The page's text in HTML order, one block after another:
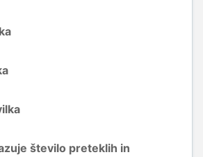
število preteklih in